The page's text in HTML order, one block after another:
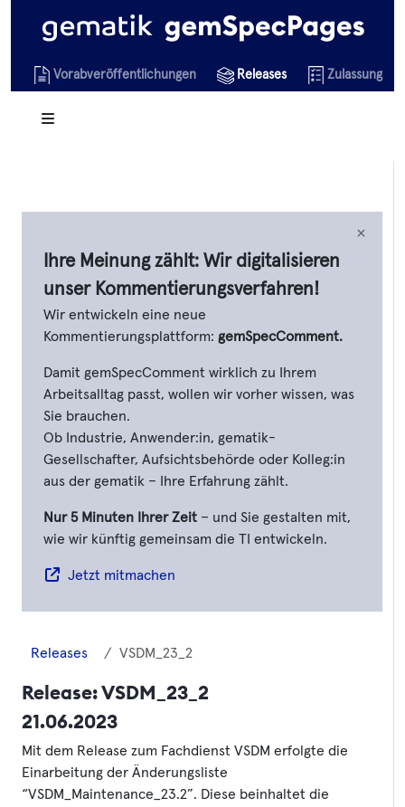
Vorabveröffentlichungen Releases
×
Ihre Meinung zählt: Wir digitalisieren
unser Kommentierungsverfahren!
Wir entwickeln eine neue
Kommentierungsplattform: gemSpecComment.
Damit gemSpecComment wirklich zu Ihrem
Arbeitsalltag passt, wollen wir vorher wissen, was
Sie brauchen.
Ob Industrie, Anwender:in, gematik-
Gesellschafter, Aufsichtsbehörde oder Kolleg:in
aus der gematik – Ihre Erfahrung zählt.
Nur 5 Minuten Ihrer Zeit – und Sie gestalten mit,
wie wir künftig gemeinsam die TI entwickeln.
Jetzt mitmachen
Releases VSDM_23_2
Release:VSDM_23_2
21.06.2023
Mit dem Release zum Fachdienst VSDM erfolgte die
Einarbeitung der Änderungsliste
“VSDM_Maintenance_23.2”. Diese beinhaltet die